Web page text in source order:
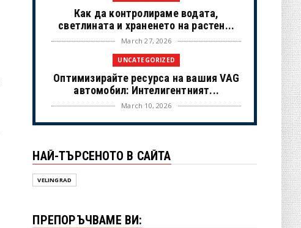
Как да контролираме водата,
светлината и храненето на растен...
March 27, 2026
UNCATEGORIZED
Оптимизирайте ресурса на вашия VAG
автомобил: Интелигентният...
March 10, 2026
UNCATEGORIZED
работа, за учене
ръководство за живот и доходи кат...
НАЙ-ТЪРСЕНОТО В САЙТА
VELINGRAD
ПРЕПОРЪЧВАМЕ ВИ: